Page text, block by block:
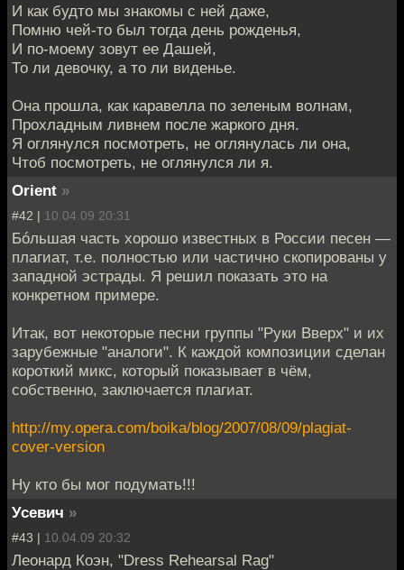
И как будто мы знакомы с ней даже,
Помню чей-то был тогда день рожденья,
И по-моему зовут ее Дашей,
То ли девочку, а то ли виденье.
Она прошла, как каравелла по зеленым волнам,
Прохладным ливнем после жаркого дня.
Я оглянулся посмотреть, не оглянулась ли она,
Чтоб посмотреть, не оглянулся ли я.
Orient »
#42 | 10.04.09 20:31
Бóльшая часть хорошо известных в России песен —
плагиат, т.е. полностью или частично скопированы у
западной эстрады. Я решил показать это на
конкретном примере.
Итак, вот некоторые песни группы "Руки Вверх" и их
зарубежные "аналоги". К каждой композиции сделан
короткий микс, который показывает в чём,
собственно, заключается плагиат.
http://my.opera.com/boika/blog/2007/08/09/plagiat-
cover-version
Ну кто бы мог подумать!!!
Усевич »
#43 | 10.04.09 20:32
Леонард Коэн, "Dress Rehearsal Rag"